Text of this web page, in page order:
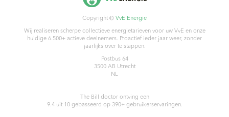
Copyright © VvE Energie
Wij realiseren scherpe collectieve energietarieven voor uw VvE en onze
huidige 6.500+ actieve deelnemers. Proactief ieder jaar weer, zonder
jaarlijks over te stappen.
Postbus 64
3500 AB Utrecht
NL
The Bill doctorontving een
9.4uit 10gebasseerd op 390+ gebruikerservaringen.